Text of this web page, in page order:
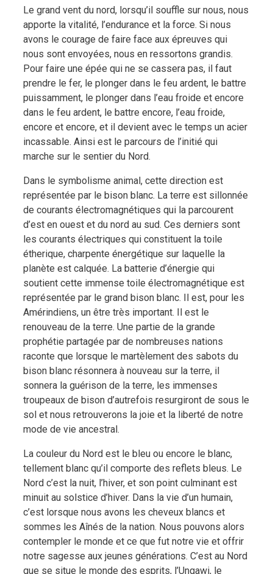
Le grand vent du nord, lorsqu’il souffle sur nous, nous
apporte la vitalité, l’endurance et la force. Si nous
avons le courage de faire face aux épreuves qui
nous sont envoyées, nous en ressortons grandis.
Pour faire une épée qui ne se cassera pas, il faut
prendre le fer, le plonger dans le feu ardent, le battre
puissamment, le plonger dans l’eau froide et encore
dans le feu ardent, le battre encore, l’eau froide,
encore et encore, et il devient avec le temps un acier
incassable. Ainsi est le parcours de l’initié qui
marche sur le sentier du Nord.
Dans le symbolisme animal, cette direction est
représentée par le bison blanc. La terre est sillonnée
de courants électromagnétiques qui la parcourent
d’est en ouest et du nord au sud. Ces derniers sont
les courants électriques qui constituent la toile
étherique, charpente énergétique sur laquelle la
planète est calquée. La batterie d’énergie qui
soutient cette immense toile électromagnétique est
représentée par le grand bison blanc. Il est, pour les
Amérindiens, un être très important. Il est le
renouveau de la terre. Une partie de la grande
prophétie partagée par de nombreuses nations
raconte que lorsque le martèlement des sabots du
bison blanc résonnera à nouveau sur la terre, il
sonnera la guérison de la terre, les immenses
troupeaux de bison d’autrefois resurgiront de sous le
sol et nous retrouverons la joie et la liberté de notre
mode de vie ancestral.
La couleur du Nord est le bleu ou encore le blanc,
tellement blanc qu’il comporte des reflets bleus. Le
Nord c’est la nuit, l’hiver, et son point culminant est
minuit au solstice d’hiver. Dans la vie d’un humain,
c’est lorsque nous avons les cheveux blancs et
sommes les Aînés de la nation. Nous pouvons alors
contempler le monde et ce que fut notre vie et offrir
notre sagesse aux jeunes générations. C’est au Nord
que se situe le monde des esprits, l’Ungawi, le